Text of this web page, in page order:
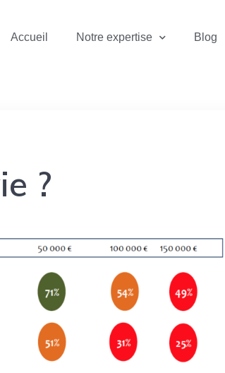
Accueil Notre expertise Blog
?